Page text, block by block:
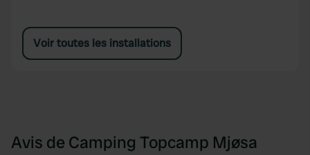
Voir toutes les installations
Avis de Camping Topcamp Mjøsa